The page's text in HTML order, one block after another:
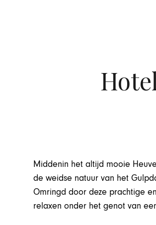
Middenin het altijd mooie
de weidse natuur van het
Omringd door deze prachtige
relaxen onder het genot van